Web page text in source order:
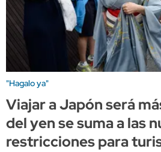
"Hagalo ya"
Viajar a Japón será
del yen se suma a las
restricciones para